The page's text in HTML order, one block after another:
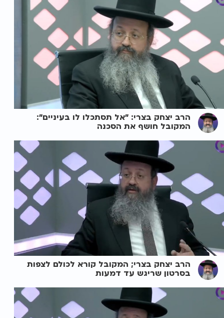
הרב יצחק בצרי: "אל תסתכלו לו בעיניים":
המקובל חושף את הסכנה
הרב יצחק בצרי; המקובל קורא לכולם לצפות
בסרטון שריגש עד דמעות